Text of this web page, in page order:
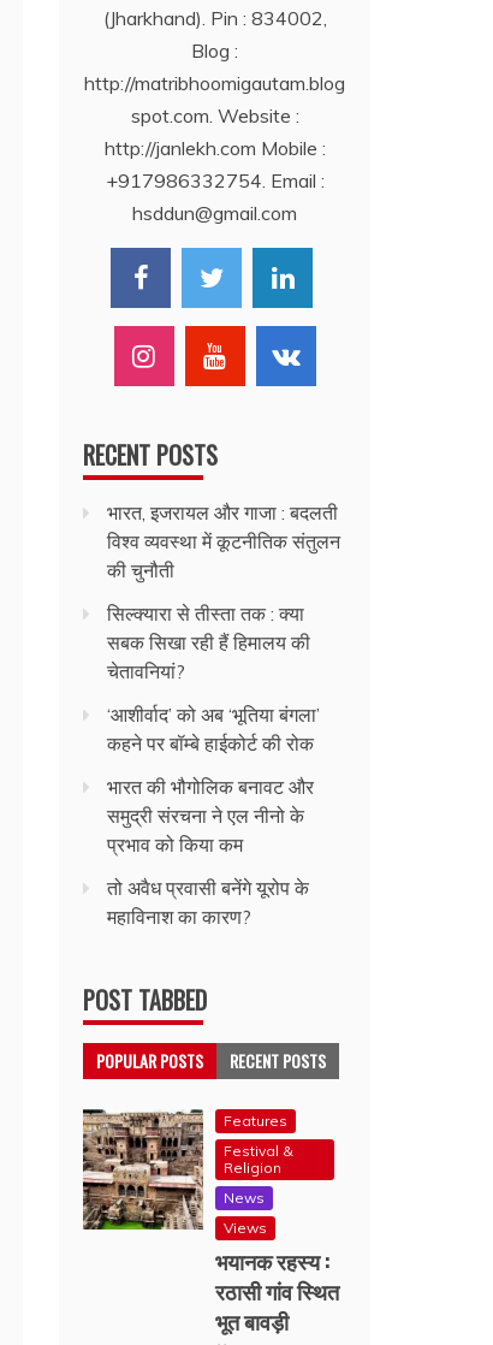
(Jharkhand). Pin : 834002,
Blog :
http://matribhoomigautam.blog
spot.com. Website :
http://janlekh.com Mobile :
+917986332754. Email :
hsddun@gmail.com
RECENT POSTS
भारत, इजरायल और गाजा : बदलती
विश्व व्यवस्था में कूटनीतिक संतुलन
की चुनौती
सिल्क्यारा से तीस्ता तक : क्या
सबक सिखा रही हैं हिमालय की
चेतावनियां?
‘आशीर्वाद’ को अब ‘भूतिया बंगला’
कहने पर बॉम्बे हाईकोर्ट की रोक
भारत की भौगोलिक बनावट और
समुद्री संरचना ने एल नीनो के
प्रभाव को किया कम
तो अवैध प्रवासी बनेंगे यूरोप के
महाविनाश का कारण?
POST TABBED
POPULAR POSTS RECENT POSTS
Features
Festival &
Religion
News
Views
भयानक रहस्य :
रठासी गांव स्थित
भूत बावड़ी